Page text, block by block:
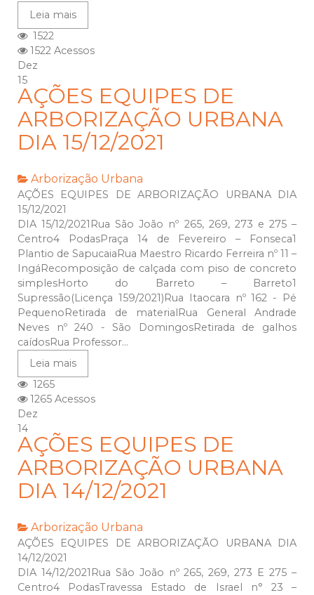
Leia mais
1522
1522 Acessos
Dez
15
AÇÕES EQUIPES DE
ARBORIZAÇÃO URBANA
DIA 15/12/2021
Arborização Urbana
AÇÕES EQUIPES DE ARBORIZAÇÃO URBANA DIA
15/12/2021
DIA 15/12/2021Rua São João nº 265, 269, 273 e 275 –
Centro4 PodasPraça 14 de Fevereiro – Fonseca1
Plantio de SapucaiaRua Maestro Ricardo Ferreira nº 11 –
IngáRecomposição de calçada com piso de concreto
simplesHorto do Barreto – Barreto1
Supressão(Licença 159/2021)Rua Itaocara nº 162 - Pé
PequenoRetirada de materialRua General Andrade
Neves nº 240 - São DomingosRetirada de galhos
caídosRua Professor...
Leia mais
1265
1265 Acessos
Dez
14
AÇÕES EQUIPES DE
ARBORIZAÇÃO URBANA
DIA 14/12/2021
Arborização Urbana
AÇÕES EQUIPES DE ARBORIZAÇÃO URBANA DIA
14/12/2021
DIA 14/12/2021Rua São João nº 265, 269, 273 E 275 –
Centro4 PodasTravessa Estado de Israel n° 23 –